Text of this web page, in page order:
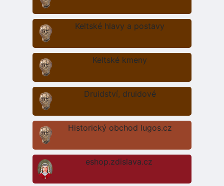
Keltské hlavy a postavy
Keltské kmeny
Druidství, druidové
Historický obchod lugos.cz
eshop.zdislava.cz